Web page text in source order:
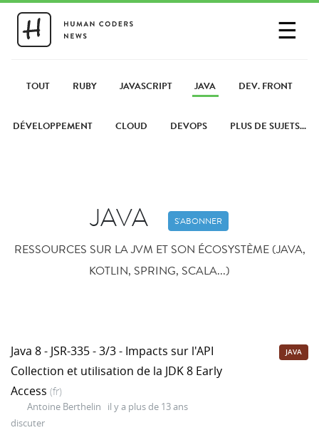
☰
PARTAGER UN LIEN
TOUT RUBY JAVASCRIPT JAVA DEV. FRONT
DÉVELOPPEMENT CLOUD DEVOPS PLUS DE SUJETS...
JAVA S'ABONNER
RESSOURCES SUR LA JVM ET SON ÉCOSYSTÈME (JAVA,
KOTLIN, SPRING, SCALA...)
Java 8 - JSR-335 - 3/3 - Impacts sur l'API
Collection et utilisation de la JDK 8 Early
Access (fr)
Antoine Berthelin
il y a plus de 13 ans
discuter
JAVA